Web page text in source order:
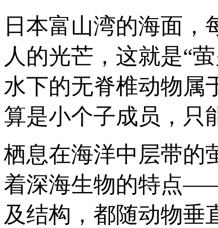
日本富山湾的海面，
人的光芒，这就是“
水下的无脊椎动物属
算是小个子成员，只
栖息在海洋中层带的
着深海生物的特点
及结构，都随动物垂